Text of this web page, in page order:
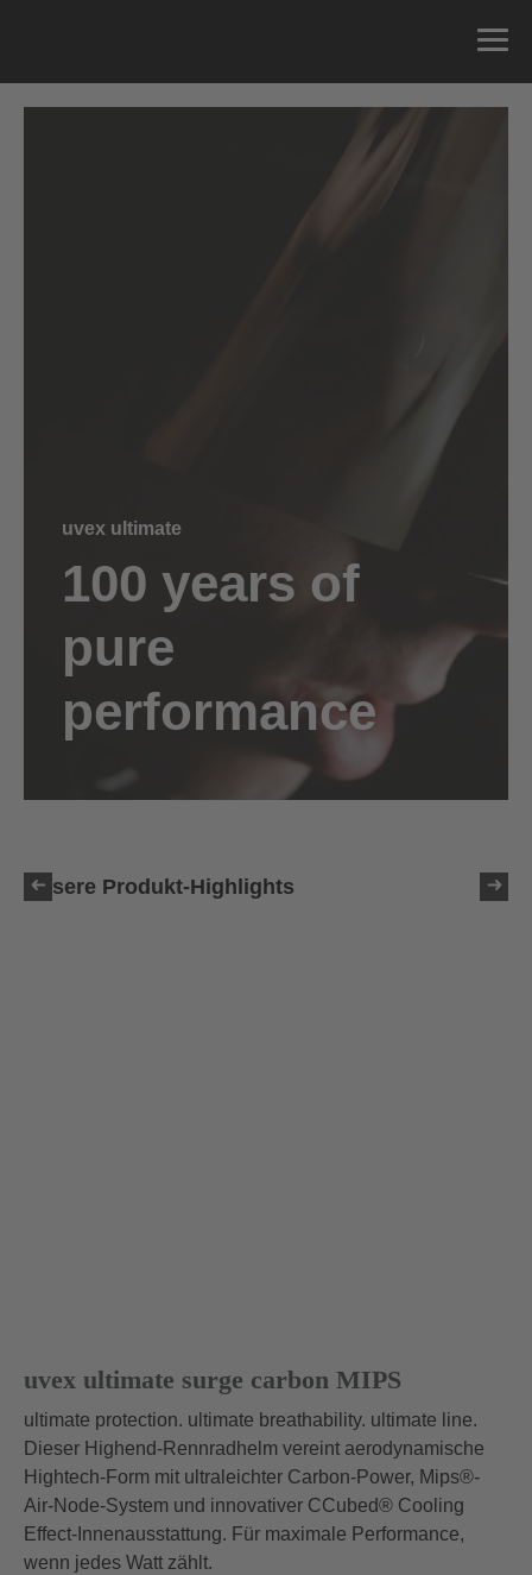
uvex ultimate
100 years of
pure
performance
Unsere Produkt-Highlights
uvex ultimate surge carbon MIPS
ultimate protection. ultimate breathability. ultimate line.
Dieser Highend-Rennradhelm vereint aerodynamische
Hightech-Form mit ultraleichter Carbon-Power, Mips®-
Air-Node-System und innovativer CCubed® Cooling
Effect-Innenausstattung. Für maximale Performance,
wenn jedes Watt zählt.